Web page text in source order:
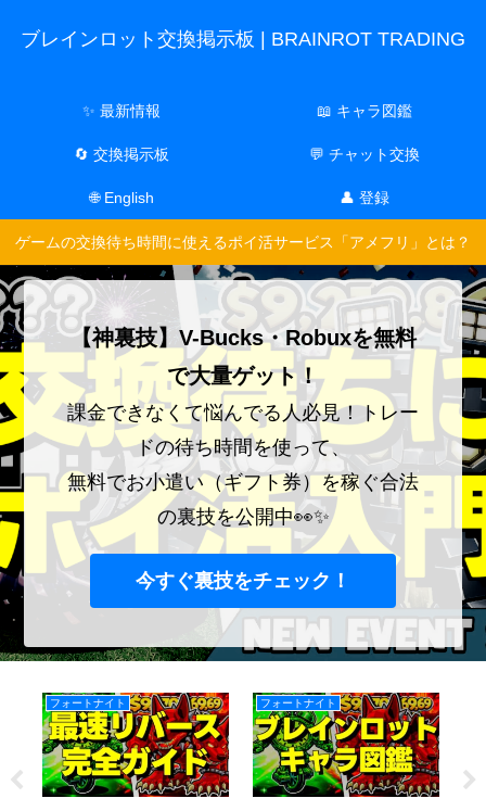
ブレインロット交換掲示板 | BRAINROT TRADING
✨ 最新情報 📖 キャラ図鑑
🔄 交換掲示板 💬 チャット交換
🌐 English 👤 登録
ゲームの交換待ち時間に使えるポイ活サービス「アメフリ」とは？
【神裏技】V-Bucks・Robuxを無料
で大量ゲット！
課金できなくて悩んでる人必見！トレー
ドの待ち時間を使って、
無料でお小遣い（ギフト券）を稼ぐ合法
の裏技を公開中👀✨
今すぐ裏技をチェック！
フォートナイト フォートナイト